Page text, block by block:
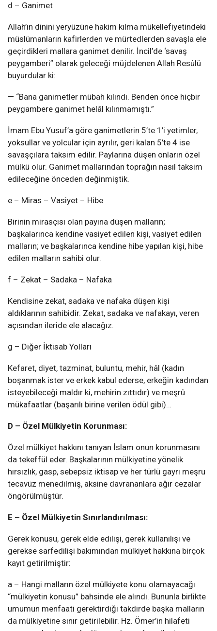
d – Ganimet
Allah’ın dinini yeryüzüne hakim kılma mükellefiyetindeki
müslümanların kafirlerden ve mürtedlerden savaşla ele
geçirdikleri mallara ganimet denilir. İncil’de ‘savaş
peygamberi” olarak geleceği müjdelenen Allah Resûlü
buyurdular ki:
— “Bana ganimetler mübah kılındı. Benden önce hiçbir
peygambere ganimet helâl kılınmamıştı.”
İmam Ebu Yusuf’a göre ganimetlerin 5’te 1’i yetimler,
yoksullar ve yolcular için ayrılır, geri kalan 5’te 4 ise
savaşçılara taksim edilir. Paylarına düşen onların özel
mülkü olur. Ganimet mallarından toprağın nasıl taksim
edileceğine önceden değinmiştik.
e – Miras – Vasiyet – Hibe
Birinin mirasçısı olan payına düşen malların;
başkalarınca kendine vasiyet edilen kişi, vasiyet edilen
malların; ve başkalarınca kendine hibe yapılan kişi, hibe
edilen malların sahibi olur.
f – Zekat – Sadaka – Nafaka
Kendisine zekat, sadaka ve nafaka düşen kişi
aldıklarının sahibidir. Zekat, sadaka ve nafakayı, veren
açısından ileride ele alacağız.
g – Diğer İktisab Yolları
Kefaret, diyet, tazminat, buluntu, mehir, hâl (kadın
boşanmak ister ve erkek kabul ederse, erkeğin kadından
isteyebileceği maldır ki, mehirin zıttıdır) ve meşrû
mükafaatlar (başarılı birine verilen ödül gibi)…
D – Özel Mülkiyetin Korunması:
Özel mülkiyet hakkını tanıyan İslam onun korunmasını
da tekeffül eder. Başkalarının mülkiyetine yönelik
hırsızlık, gasp, sebepsiz iktisap ve her türlü gayrı meşru
tecavüz menedilmiş, aksine davrananlara ağır cezalar
öngörülmüştür.
E – Özel Mülkiyetin Sınırlandırılması:
Gerek konusu, gerek elde edilişi, gerek kullanılışı ve
gerekse sarfedilişi bakımından mülkiyet hakkına birçok
kayıt getirilmiştir:
a – Hangi malların özel mülkiyete konu olamayacağı
“mülkiyetin konusu” bahsinde ele alındı. Bununla birlikte
umumun menfaati gerektirdiği takdirde başka malların
da mülkiyetine sınır getirilebilir. Hz. Ömer’in hilafeti